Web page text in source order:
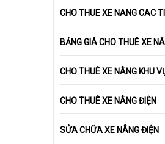
CHO THUE XE NANG CAC
BẢNG GIÁ CHO THUÊ XE
CHO THUÊ XE NÂNG KHU
CHO THUÊ XE NÂNG ĐIỆN
SỬA CHỮA XE NÂNG ĐIỆN